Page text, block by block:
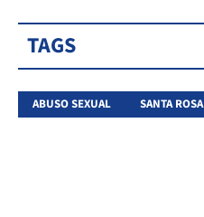
TAGS
ABUSO SEXUAL SANTA ROSA